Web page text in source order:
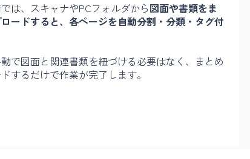
は、スキャナやPCフォルダから図面や書類をま
ードすると、各ページを自動分割・分類・タグ付
で図面と関連書類を紐づける必要はなく、まとめ
するだけで作業が完了します。